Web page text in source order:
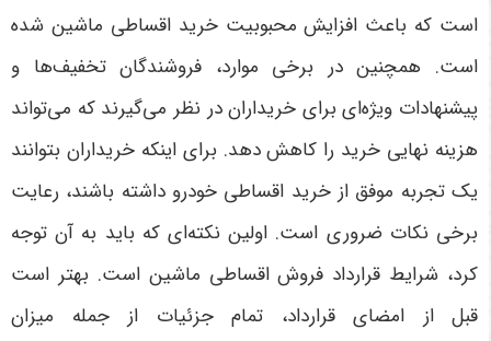
است که باعث افزایش محبوبیت خرید اقساطی ماشین شده
است. همچنین در برخی موارد، فروشندگان تخفیف‌ها و
پیشنهادات ویژه‌ای برای خریداران در نظر می‌گیرند که می‌تواند
هزینه نهایی خرید را کاهش دهد. برای اینکه خریداران بتوانند
یک تجربه موفق از خرید اقساطی خودرو داشته باشند، رعایت
برخی نکات ضروری است. اولین نکته‌ای که باید به آن توجه
کرد، شرایط قرارداد فروش اقساطی ماشین است. بهتر است
قبل از امضای قرارداد، تمام جزئیات از جمله میزان